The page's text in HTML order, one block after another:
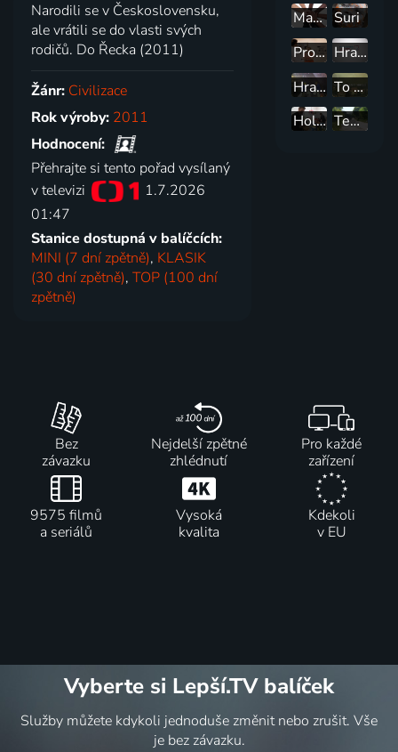
Narodili se v Československu,
ale vrátili se do vlasti svých
rodičů. Do Řecka (2011)
Žánr: Civilizace
Rok výroby: 2011
Hodnocení:
Přehrajte si tento pořad vysílaný
v televizi
1.7.2026
01:47
Stanice dostupná v balíčcích:
MINI (7 dní zpětně), KLASIK
(30 dní zpětně),TOP (100 dní
zpětně)
Malí ľudia
Suri
Projekt Alzheimer
Hranice dokořán - Rozmówki polsko-czeskie
Hranice po našimu
To za nás fakt nebylo
Holanďané pod Zvičinou
Tenkrát na východě
Bez
závazku
Nejdelší zpětné
zhlédnutí
Pro každé
zařízení
9575 filmů
a seriálů
Vysoká
kvalita
Kdekoli
v EU
Vyberte si Lepší.TV balíček
Služby můžete kdykoli jednoduše změnit nebo zrušit. Vše
je bez závazku.